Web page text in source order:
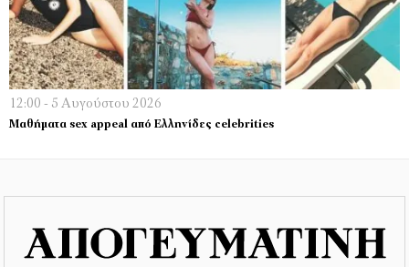
12:00 - 5 Αυγούστου 2026
Μαθήματα sex appeal από Ελληνίδες celebrities